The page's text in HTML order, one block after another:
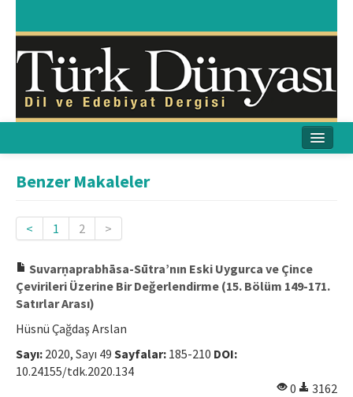
Yayın Kurulu
Yayın İlkeleri
Etik İlkeler
İletişim
Makale Gönder
Benzer Makaleler
< 1 2 >
Suvarṇaprabhāsa-Sūtra’nın Eski Uygurca ve Çince
Çevirileri Üzerine Bir Değerlendirme (15. Bölüm 149-171.
Satırlar Arası)
Hüsnü Çağdaş Arslan
Sayı: 2020, Sayı 49 Sayfalar: 185-210 DOI:
10.24155/tdk.2020.134
0
3162